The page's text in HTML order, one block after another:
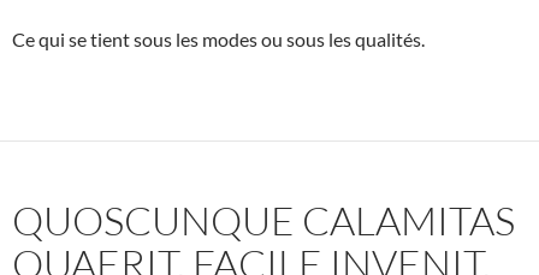
Ce qui se tient sous les modes ou sous les qualités.
QUOSCUNQUE CALAMITAS
QUAERIT, FACILE INVENIT.